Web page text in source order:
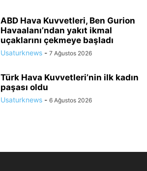
ABD Hava Kuvvetleri, Ben Gurion
Havaalanı’ndan yakıt ikmal
uçaklarını çekmeye başladı
Usaturknews - 7 Ağustos 2026
Türk Hava Kuvvetleri’nin ilk kadın
paşası oldu
Usaturknews - 6 Ağustos 2026